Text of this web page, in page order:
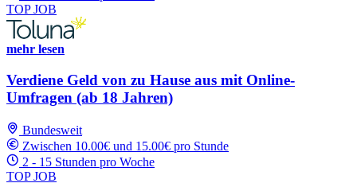
TOP JOB
mehr lesen
Verdiene Geld von zu Hause aus mit Online-
Umfragen (ab 18 Jahren)
Bundesweit
Zwischen 10.00€ und 15.00€ pro Stunde
2 - 15 Stunden pro Woche
TOP JOB